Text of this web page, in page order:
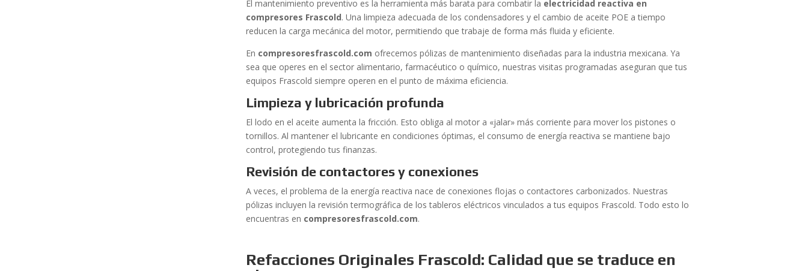
El mantenimiento preventivo es la herramienta más barata para combatir la electricidad reactiva en
compresores Frascold. Una limpieza adecuada de los condensadores y el cambio de aceite POE a tiempo
reducen la carga mecánica del motor, permitiendo que trabaje de forma más fluida y eficiente.
En compresoresfrascold.com ofrecemos pólizas de mantenimiento diseñadas para la industria mexicana. Ya
sea que operes en el sector alimentario, farmacéutico o químico, nuestras visitas programadas aseguran que tus
equipos Frascold siempre operen en el punto de máxima eficiencia.
Limpieza y lubricación profunda
El lodo en el aceite aumenta la fricción. Esto obliga al motor a «jalar» más corriente para mover los pistones o
tornillos. Al mantener el lubricante en condiciones óptimas, el consumo de energía reactiva se mantiene bajo
control, protegiendo tus finanzas.
Revisión de contactores y conexiones
A veces, el problema de la energía reactiva nace de conexiones flojas o contactores carbonizados. Nuestras
pólizas incluyen la revisión termográfica de los tableros eléctricos vinculados a tus equipos Frascold. Todo esto lo
encuentras en compresoresfrascold.com.
Refacciones Originales Frascold: Calidad que se traduce en